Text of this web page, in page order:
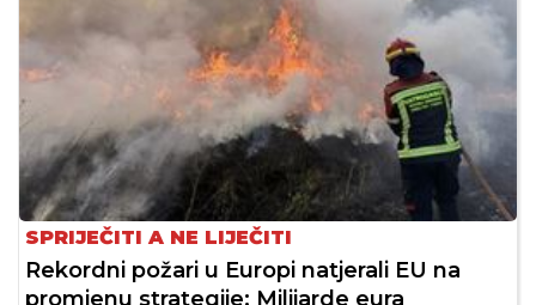
SPRIJEČITI A NE LIJEČITI
Rekordni požari u Europi natjerali EU na
promjenu strategije: Milijarde eura